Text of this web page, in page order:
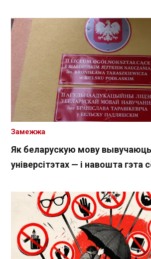
Як беларускую мову вывучаюць
універсітэтах — і навошта гэта
Замежжа